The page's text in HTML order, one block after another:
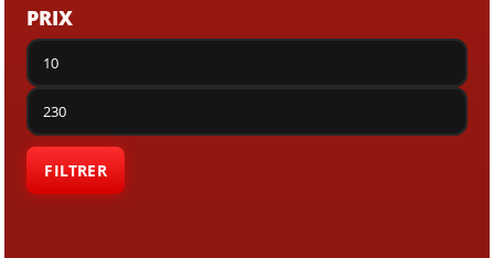
PRIX
Prix
min
Prix
max
FILTRER